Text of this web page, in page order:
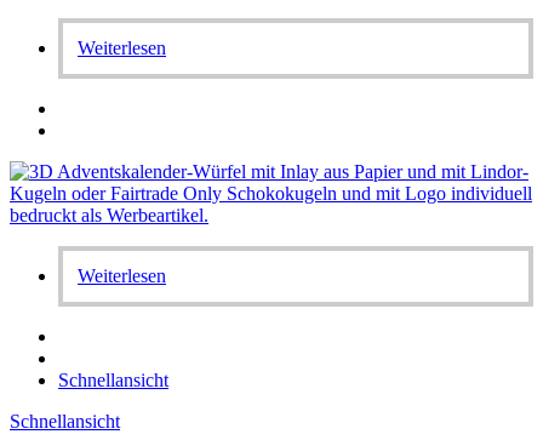
Weiterlesen
Weiterlesen
Schnellansicht
Schnellansicht